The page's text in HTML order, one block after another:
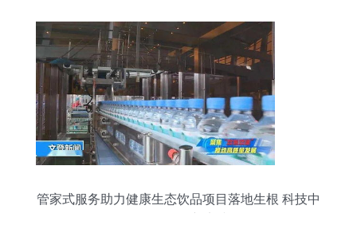
管家式服务助力健康生态饮品项目落地生根 科技中